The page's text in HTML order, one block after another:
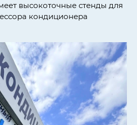
высокоточные стенды для
кондиционера